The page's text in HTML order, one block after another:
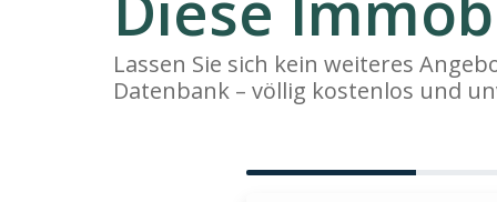
Lassen Sie sich kein weiteres
Datenbank – völlig kostenlos und